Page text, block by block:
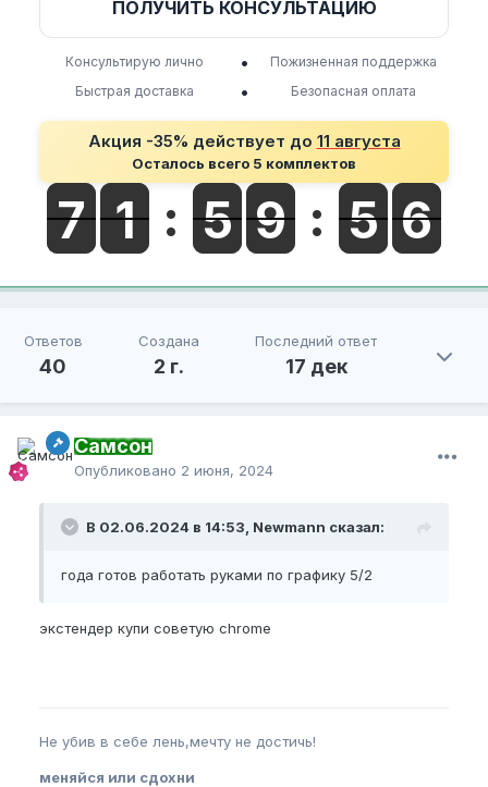
ПОЛУЧИТЬ КОНСУЛЬТАЦИЮ
Консультирую лично •
Пожизненная поддержка
Быстрая доставка
• Безопасная оплата
Акция -35% действует до 11 августа
Осталось всего 5 комплектов
Ответов
40
Создана
2 г.
Последний ответ
17 дек
Самсон
Опубликовано 2 июня, 2024
В 02.06.2024 в 14:53, Newmann сказал:
года готов работать руками по графику 5/2
экстендер купи советую chrome
Не убив в себе лень,мечту не достичь!
меняйся или сдохни